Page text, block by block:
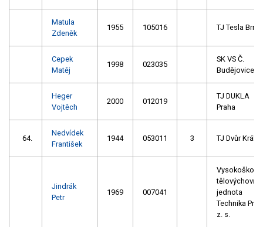
Matula
Zdeněk
1955 105016 TJ Tesla Brno
Cepek
Matěj
1998 023035
SK VS Č.
Budějovice
Heger
Vojtěch
2000 012019
TJ DUKLA
Praha
64.
Nedvídek
František
1944 053011 3 TJ Dvůr
Jindrák
Petr
1969 007041
tělovýchovná
jednota
Technika
z. s.